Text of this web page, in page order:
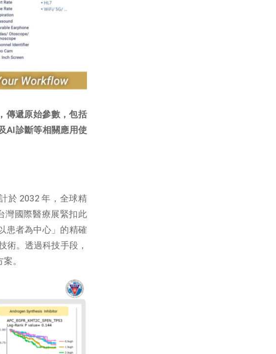
傳遞原始參數，包括
AI診斷等相關應用使
於 2032 年，全球精
灣國際醫療展緊扣此
患者為中心」的精確
術。透過科技手段，
。